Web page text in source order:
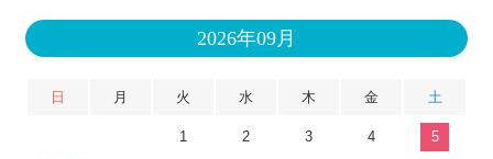
2026年09月
日 月 火 水 木 金 土
1 2 3 4 5